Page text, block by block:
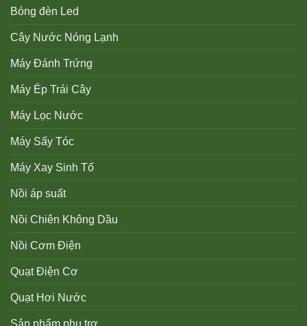
Bóng đèn Led
Cây Nước Nóng Lạnh
Máy Đánh Trứng
Máy Ép Trái Cây
Máy Lọc Nước
Máy Sấy Tóc
Máy Xay Sinh Tố
Nồi áp suất
Nồi Chiên Không Dầu
Nồi Cơm Điện
Quạt Điện Cơ
Quạt Hơi Nước
Sản phẩm phụ trợ